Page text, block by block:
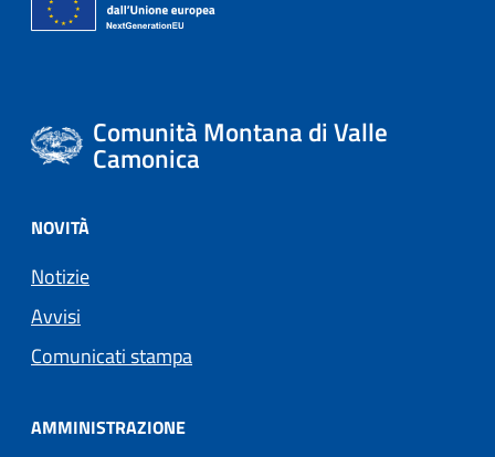
Comunità Montana di Valle
Camonica
NOVITÀ
Notizie
Avvisi
Comunicati stampa
AMMINISTRAZIONE